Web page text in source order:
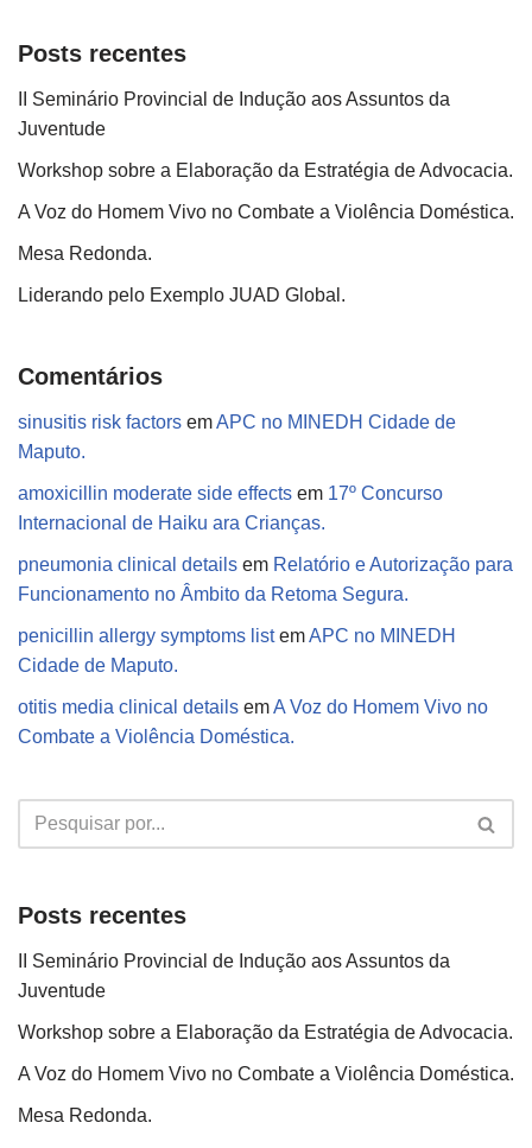
Posts recentes
II Seminário Provincial de Indução aos Assuntos da
Juventude
Workshop sobre a Elaboração da Estratégia de Advocacia.
A Voz do Homem Vivo no Combate a Violência Doméstica.
Mesa Redonda.
Liderando pelo Exemplo JUAD Global.
Comentários
sinusitis risk factors emAPC no MINEDH Cidade de
Maputo.
amoxicillin moderate side effects em 17º Concurso
Internacional de Haiku ara Crianças.
pneumonia clinical details em Relatório e Autorização para
Funcionamento no Âmbito da Retoma Segura.
penicillin allergy symptoms listemAPC no MINEDH
Cidade de Maputo.
otitis media clinical details emA Voz do Homem Vivo no
Combate a Violência Doméstica.
Posts recentes
II Seminário Provincial de Indução aos Assuntos da
Juventude
Workshop sobre a Elaboração da Estratégia de Advocacia.
A Voz do Homem Vivo no Combate a Violência Doméstica.
Mesa Redonda.